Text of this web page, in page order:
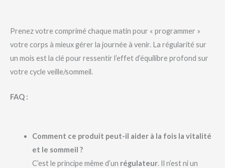
Prenez votre comprimé chaque matin pour « programmer »
votre corps à mieux gérer la journée à venir. La régularité sur
un mois est la clé pour ressentir l’effet d’équilibre profond sur
votre cycle veille/sommeil.
FAQ :
Comment ce produit peut-il aider à la fois la vitalité
et le sommeil ?
C’est le principe même d’un régulateur. Il n’est ni un